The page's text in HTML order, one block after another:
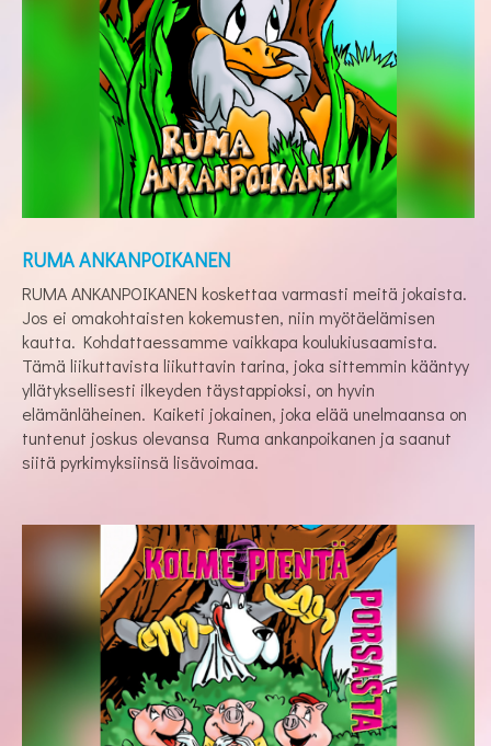
RUMA ANKANPOIKANEN
RUMA ANKANPOIKANEN koskettaa varmasti meitä jokaista.
Jos ei omakohtaisten kokemusten, niin myötäelämisen
kautta. Kohdattaessamme vaikkapa koulukiusaamista.
Tämä liikuttavista liikuttavin tarina, joka sittemmin kääntyy
yllätyksellisesti ilkeyden täystappioksi, on hyvin
elämänläheinen. Kaiketi jokainen, joka elää unelmaansa on
tuntenut joskus olevansa Ruma ankanpoikanen ja saanut
siitä pyrkimyksiinsä lisävoimaa.